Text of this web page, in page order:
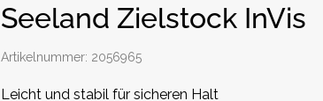
Seeland Zielstock InVis
Artikelnummer: 2056965
Leicht und stabil für sicheren Halt